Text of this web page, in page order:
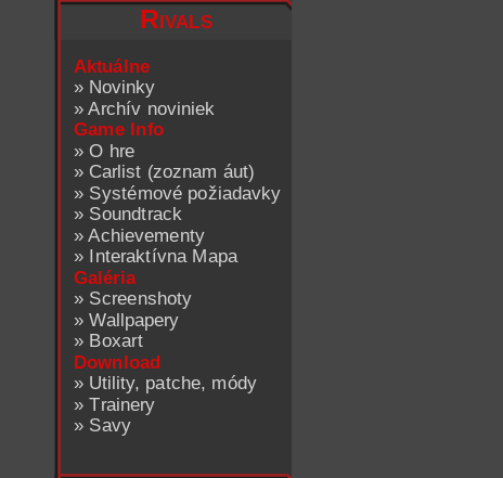
Rivals
Aktuálne
» Novinky
»Archív noviniek
Game Info
»O hre
» Carlist (zoznam áut)
» Systémové požiadavky
» Soundtrack
»Achievementy
» Interaktívna Mapa
Galéria
» Screenshoty
»Wallpapery
» Boxart
Download
» Utility, patche, módy
»Trainery
» Savy